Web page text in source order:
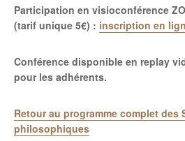
Participation en visioconférence
(tarif unique 5€) : inscription en
Conférence disponible en replay
pour les adhérents.
Retour au programme complet des
philosophiques